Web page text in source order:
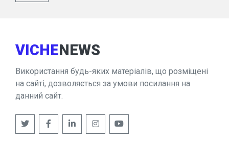
VICHENEWS
Використання будь-яких матеріалів, що розміщені
на сайті, дозволяється за умови посилання на
данний сайт.